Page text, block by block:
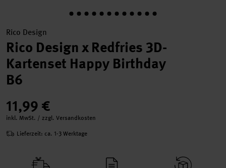
Rico Design
Rico Design x Redfries 3D-
Kartenset Happy Birthday
B6
11,99 €
inkl. MwSt. / zzgl. Versandkosten
Lieferzeit: ca. 1-3 Werktage